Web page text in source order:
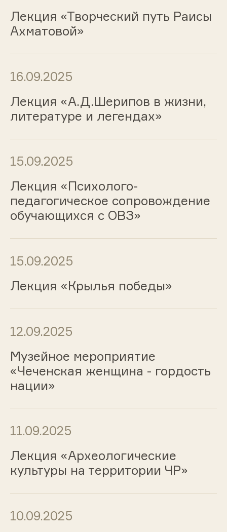
Лекция «Творческий путь Раисы
Ахматовой»
16.09.2025
Лекция «А.Д.Шерипов в жизни,
литературе и легендах»
15.09.2025
Лекция «Психолого-
педагогическое сопровождение
обучающихся с ОВЗ»
15.09.2025
Лекция «Крылья победы»
12.09.2025
Музейное мероприятие
«Чеченская женщина - гордость
нации»
11.09.2025
Лекция «Археологические
культуры на территории ЧР»
10.09.2025